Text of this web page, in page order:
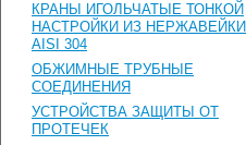
КРАНЫ ИГОЛЬЧАТЫЕ ТОНКОЙ
НАСТРОЙКИ ИЗ НЕРЖАВЕЙКИ
AISI 304
ОБЖИМНЫЕ ТРУБНЫЕ
СОЕДИНЕНИЯ
УСТРОЙСТВА ЗАЩИТЫ ОТ
ПРОТЕЧЕК